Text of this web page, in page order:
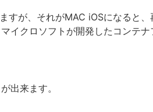
すが、それがMAC iOSになると
イクロソフトが開発したコンテ
出来ます。